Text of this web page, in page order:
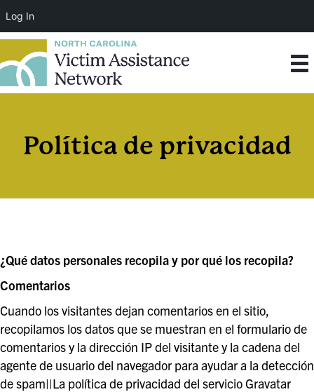
Log In
Política de privacidad
¿Qué datos personales recopila y por qué los recopila?
Comentarios
Cuando los visitantes dejan comentarios en el sitio,
recopilamos los datos que se muestran en el formulario de
comentarios y la dirección IP del visitante y la cadena del
agente de usuario del navegador para ayudar a la detección
de spam||La política de privacidad del servicio Gravatar